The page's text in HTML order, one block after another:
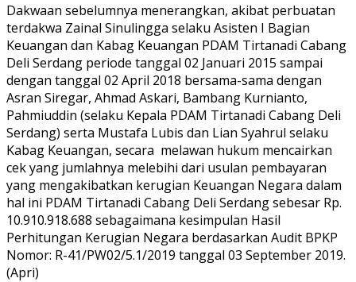
Dakwaan sebelumnya menerangkan, akibat perbuatan
terdakwa Zainal Sinulingga selaku Asisten I Bagian
Keuangan dan Kabag Keuangan PDAM Tirtanadi Cabang
Deli Serdang periode tanggal 02 Januari 2015 sampai
dengan tanggal 02 April 2018 bersama-sama dengan
Asran Siregar, Ahmad Askari, Bambang Kurnianto,
Pahmiuddin (selaku Kepala PDAM Tirtanadi Cabang Deli
Serdang) serta Mustafa Lubis dan Lian Syahrul selaku
Kabag Keuangan, secara melawan hukum mencairkan
cek yang jumlahnya melebihi dari usulan pembayaran
yang mengakibatkan kerugian Keuangan Negara dalam
hal ini PDAM Tirtanadi Cabang Deli Serdang sebesar Rp.
10.910.918.688 sebagaimana kesimpulan Hasil
Perhitungan Kerugian Negara berdasarkan Audit BPKP
Nomor: R-41/PW02/5.1/2019 tanggal 03 September 2019.
(Apri)